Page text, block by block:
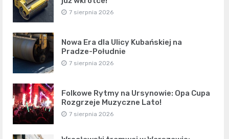
7 sierpnia 2026
Nowa Era dla Ulicy Kubańskiej na
Pradze-Południe
7 sierpnia 2026
Folkowe Rytmy na Ursynowie: Opa Cupa
Rozgrzeje Muzyczne Lato!
7 sierpnia 2026